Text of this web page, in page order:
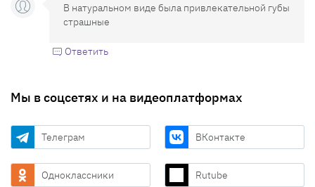
В натуральном виде была привлекательной губы
страшные
Ответить
Мы в соцсетях и на видеоплатформах
Телеграм ВКонтакте
Одноклассники Rutube